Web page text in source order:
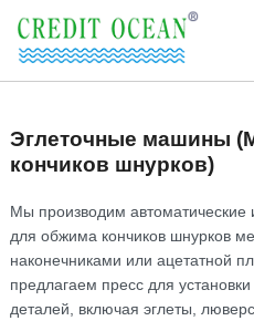
Эглеточные машины
кончиков шнурков)
Мы производим
для обжима кончиков шнурков
наконечниками или ацетатной
предлагаем пресс для
деталей, включая эглеты,